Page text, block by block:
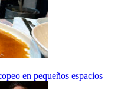
en pequeños espacios